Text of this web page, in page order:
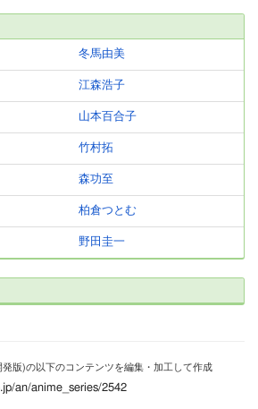
冬馬由美
江森浩子
山本百合子
竹村拓
森功至
柏倉つとむ
野田圭一
版)の以下のコンテンツを編集・加工して作成
an/anime_series/2542